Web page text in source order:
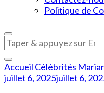
Politique de
Vous
recherchiez
quelque
chose
?
Accueil Célébrités
juillet 6, 2025juillet 6,